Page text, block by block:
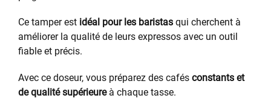
Ce tamper est idéal pour les baristas qui cherchent à
améliorer la qualité de leurs expressos avec un outil
fiable et précis.
Avec ce doseur, vous préparez des cafés constants et
de qualité supérieureà chaque tasse.